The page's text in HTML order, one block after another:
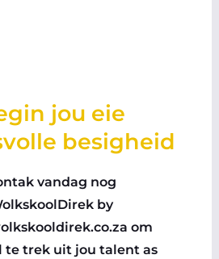
jou eie
besigheid
vandag nog
by
om
te trek uit jou talent as